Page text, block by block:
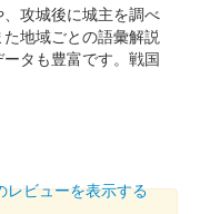
り絵御城印 赤
攻城後に城主を調べ
地域ごとの語彙解説
タも豊富です。戦国
レビューを表示する